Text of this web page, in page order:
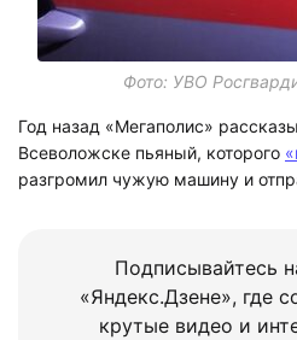
Фото: УВО
Год назад «Мегаполис»
Всеволожске пьяный, которого
разгромил чужую машину и
Подписывайтесь
«Яндекс.Дзене», где
крутые видео и